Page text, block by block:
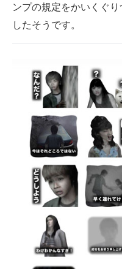
ンプの規定をかいくぐ
したそうです。